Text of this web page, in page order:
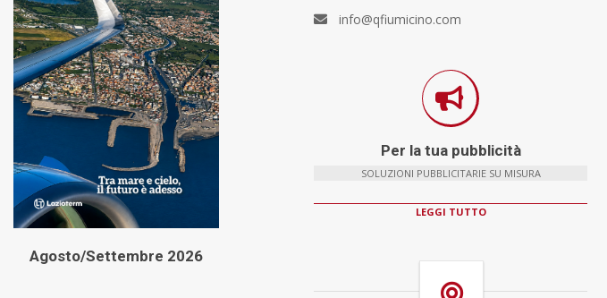
Agosto/Settembre 2026
info@qfiumicino.com
Per la tua pubblicità
SOLUZIONI PUBBLICITARIE SU MISURA
LEGGI TUTTO